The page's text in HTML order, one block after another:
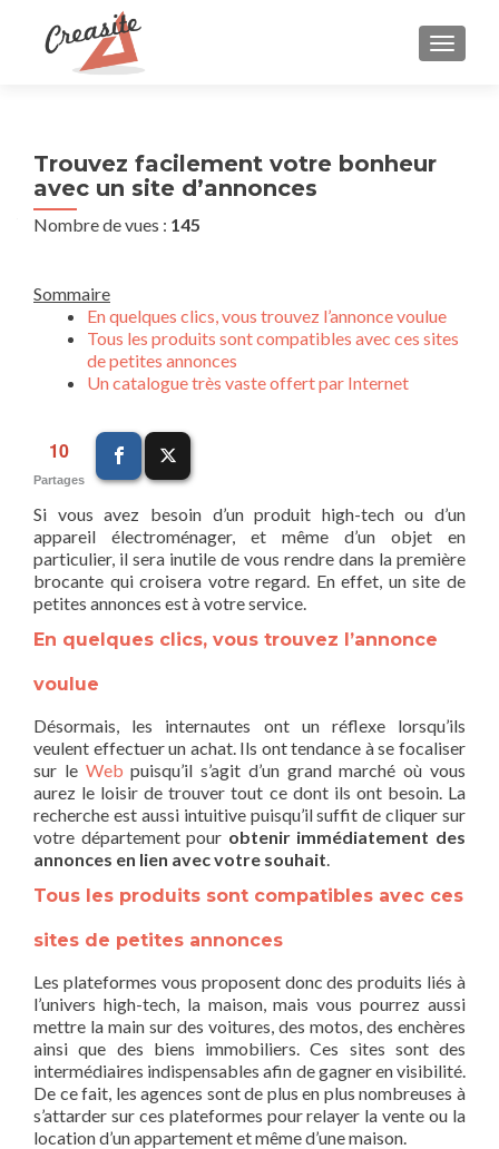
Trouvez facilement votre bonheur
avec un site d’annonces
Nombre de vues : 145
Sommaire
En quelques clics, vous trouvez l’annonce voulue
Tous les produits sont compatibles avec ces sites
de petites annonces
Un catalogue très vaste offert par Internet
10
Partages
Si vous avez besoin d’un produit high-tech ou d’un
appareil électroménager, et même d’un objet en
particulier, il sera inutile de vous rendre dans la première
brocante qui croisera votre regard. En effet, un site de
petites annonces est à votre service.
En quelques clics, vous trouvez l’annonce
voulue
Désormais, les internautes ont un réflexe lorsqu’ils
veulent effectuer un achat. Ils ont tendance à se focaliser
sur le Web puisqu’il s’agit d’un grand marché où vous
aurez le loisir de trouver tout ce dont ils ont besoin. La
recherche est aussi intuitive puisqu’il suffit de cliquer sur
votre département pour obtenir immédiatement des
annonces en lien avec votre souhait.
Tous les produits sont compatibles avec ces
sites de petites annonces
Les plateformes vous proposent donc des produits liés à
l’univers high-tech, la maison, mais vous pourrez aussi
mettre la main sur des voitures, des motos, des enchères
ainsi que des biens immobiliers. Ces sites sont des
intermédiaires indispensables afin de gagner en visibilité.
De ce fait, les agences sont de plus en plus nombreuses à
s’attarder sur ces plateformes pour relayer la vente ou la
location d’un appartement et même d’une maison.